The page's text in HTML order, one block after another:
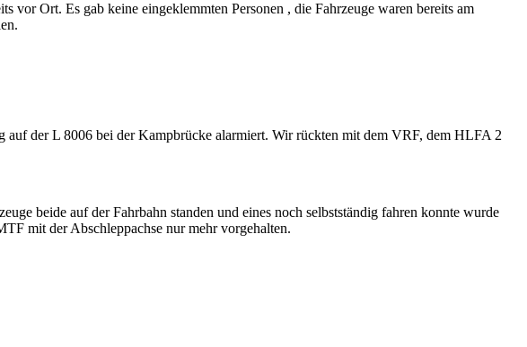
Ort. Es gab keine eingeklemmten Personen , die Fahrzeuge waren bereits am
der L 8006 bei der Kampbrücke alarmiert. Wir rückten mit dem VRF, dem HLFA 2
beide auf der Fahrbahn standen und eines noch selbstständig fahren konnte wurde
mit der Abschleppachse nur mehr vorgehalten.